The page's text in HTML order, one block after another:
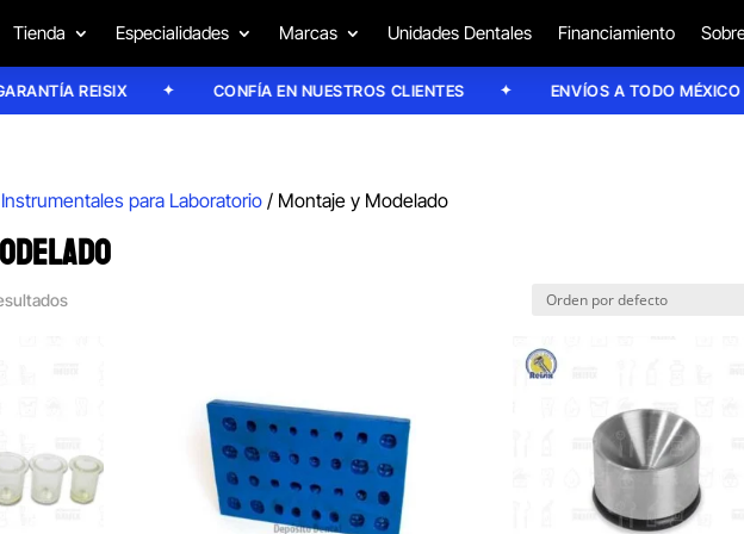
Tienda Especialidades Marcas Unidades Dentales Financiamiento
REISIX CONFÍA EN NUESTROS CLIENTES ENVÍOS A TODO MÉXICO
Instrumentales para Laboratorio / Montaje y Modelado